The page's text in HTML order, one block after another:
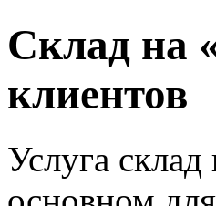
Склад на
клиентов
Услуга